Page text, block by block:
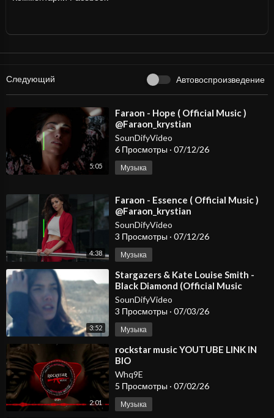
Следующий Автовоспроизведение
5:05
⁣Faraon - Hope ( Official Music )
@Faraon_krystian
SounDifyVideo
6 Просмотры · 07/12/26
Музыка
4:38
⁣Faraon - Essence ( Official Music )
@Faraon_krystian
SounDifyVideo
3 Просмотры · 07/12/26
Музыка
3:52
⁣Stargazers & Kate Louise Smith -
Black Diamond (Official Music
Video)
SounDifyVideo
3 Просмотры · 07/03/26
Музыка
2:01
⁣rockstar music YOUTUBE LINK IN
BIO
Whq9E
5 Просмотры · 07/02/26
Музыка